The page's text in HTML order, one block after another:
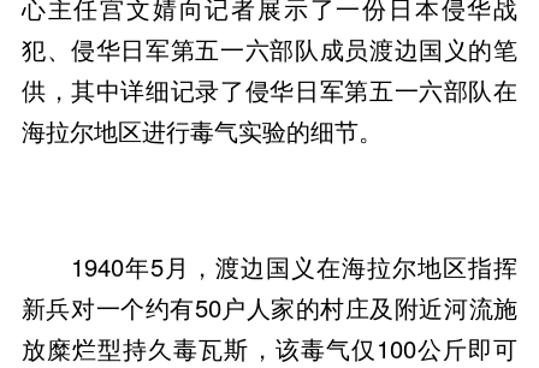
心主任宫文婧向记者展示了一份日本侵华战
犯、侵华日军第五一六部队成员渡边国义的笔
供，其中详细记录了侵华日军第五一六部队在
海拉尔地区进行毒气实验的细节。
1940年5月，渡边国义在海拉尔地区指挥
新兵对一个约有50户人家的村庄及附近河流施
放糜烂型持久毒瓦斯，该毒气仅100公斤即可